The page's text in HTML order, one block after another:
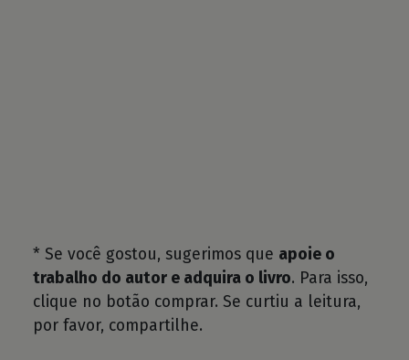
* Se você gostou, sugerimos que apoie o
trabalho do autor e adquira o livro. Para isso,
clique no botão comprar. Se curtiu a leitura,
por favor, compartilhe.